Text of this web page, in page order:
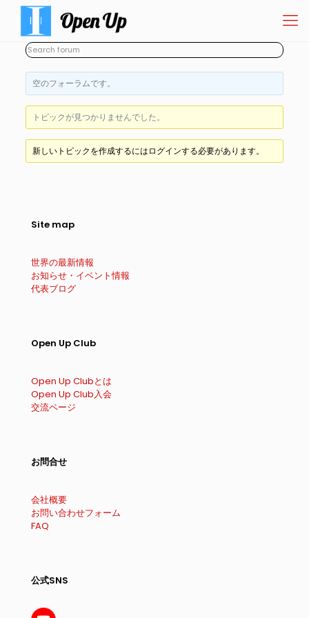
空のフォーラムです。
トピックが見つかりませんでした。
新しいトピックを作成するにはログインする必要があります。
Site map
世界の最新情報
お知らせ・イベント情報
代表ブログ
Open Up Club
Open Up Clubとは
Open Up Club入会
交流ページ
お問合せ
会社概要
お問い合わせフォーム
FAQ
公式SNS